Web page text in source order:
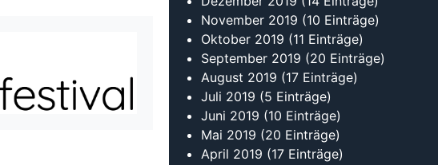
weiterlesen
2018
Dezember 2018(9 Einträge)
November 2018(17 Einträge)
Oktober 2018(16 Einträge)
September 2018(16 Einträge)
August 2018(11 Einträge)
Juli 2018 (13 Einträge)
Juni 2018(22 Einträge)